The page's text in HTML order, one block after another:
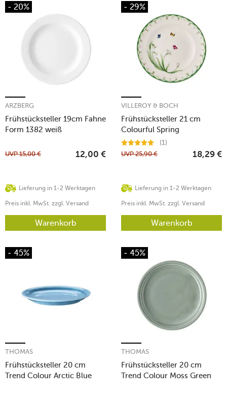
- 20%
Frühstücksteller 19cm Fahne
Form 1382 weiß
ARZBERG
Lieferung in 1-2 Werktagen
UVP15,00 € 12,00 €
Preis inkl. MwSt. zzgl. Versand
Warenkorb
- 29%
Frühstücksteller 21 cm
Colourful Spring
VILLEROY & BOCH
(1)
Lieferung in 1-2 Werktagen
UVP25,90 € 18,29 €
Preis inkl. MwSt. zzgl. Versand
Warenkorb
- 45%
Frühstücksteller 20 cm
Trend Colour Arctic Blue
THOMAS
- 45%
Frühstücksteller 20 cm
Trend Colour Moss Green
THOMAS